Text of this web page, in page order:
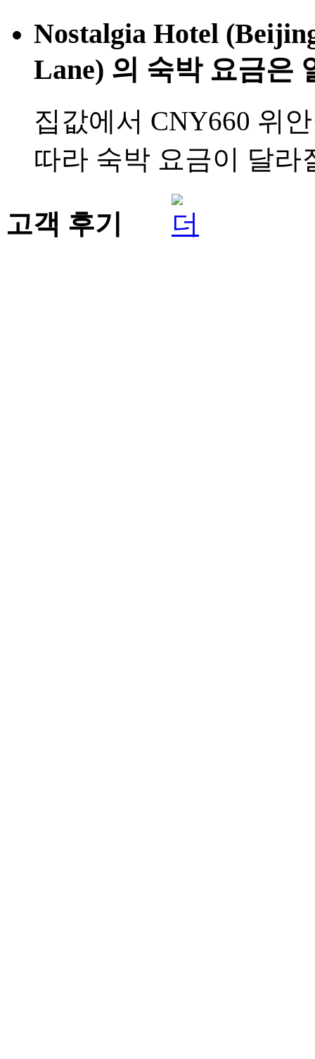
Nostalgia Hotel
Lane) 의 숙박 요금은
집값에서 CNY660 위
따라 숙박 요금이 달라
고객 후기